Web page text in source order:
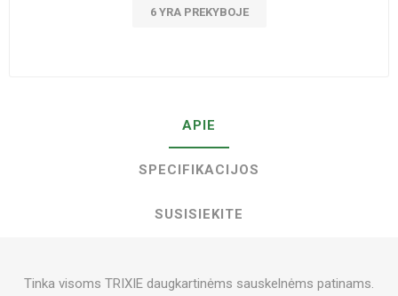
6 YRA PREKYBOJE
APIE
SPECIFIKACIJOS
SUSISIEKITE
Tinka visoms TRIXIE daugkartinėms sauskelnėms patinams.